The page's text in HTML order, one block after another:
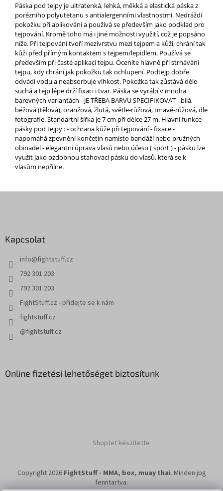
Páska pod tejpy je ultratenká, lehká, měkká a elastická páska z
porézního polyutetanu s antialergenními vlastnostmi. Nedráždí
pokožku při aplikování a používá se především jako podklad pro
tejpování. Kromě toho má i jiné možnosti využití, což je popsáno
níže. Při tejpování tvoří mezivrstvu mezi tejpem a kůži, chrání tak
kůži před přímým kontaktem s tejpem/lepidlem. Používá se
především při časté aplikaci tejpu. Oceníte hlavně při strhávání
tejpu, kdy chrání jak pokožku tak ochlupení. Podtejp dobře
odvádí vodu a neabsorbuje vlhkost. Pokožka tak zůstává déle
suchá a tejp lépe drží fixaci i tvar. Páska se vyrábí v mnoha
barevných variantách - JE TŘEBA BARVU SPECIFIKOVAT - bílá,
béžová (tělová), oranžová, žlutá, světle-růžová, tmavě-růžová, dle
fotografie. Standartní šířka je 7 cm při délce 27 m. Hlavní funkce
pásky pod tejpy : - ochrana kůže při tejpování - fixace -
napomáhá zpevnění končetin namísto bandáží nebo pružných
obinadel - elegantní úprava vlasů nebo účesu ( sport ) - pásku lze
využít jako ozdobnou stahovací pásku do vlasů, která se k
vlasům nepřilne.
Kapcsolat
info@fightstuff.cz
792 301 203
792 301 203
FightStuff.cz - přidejte se k nám
fightstuff.cz
@fightstuff.cz
Online fizetési lehetőséget biztosítunk
Shoptet készítette
Copyright 2026 FightStuff - MMA, box, muay thai. Minden jog
fenntartva.